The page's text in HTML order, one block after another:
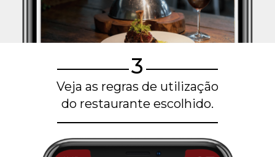
3
Veja as regras de utilização
do restaurante escolhido.